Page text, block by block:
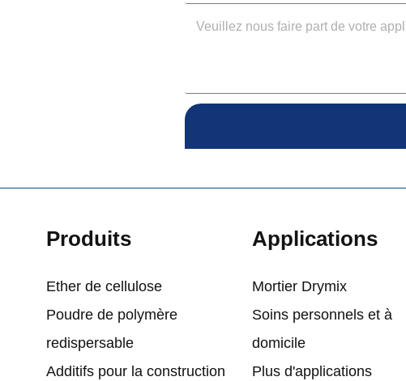
Produits
Ether de cellulose
Poudre de polymère
redispersable
Additifs pour la construction
Applications
Mortier Drymix
Soins personnels et à
domicile
Plus d'applications